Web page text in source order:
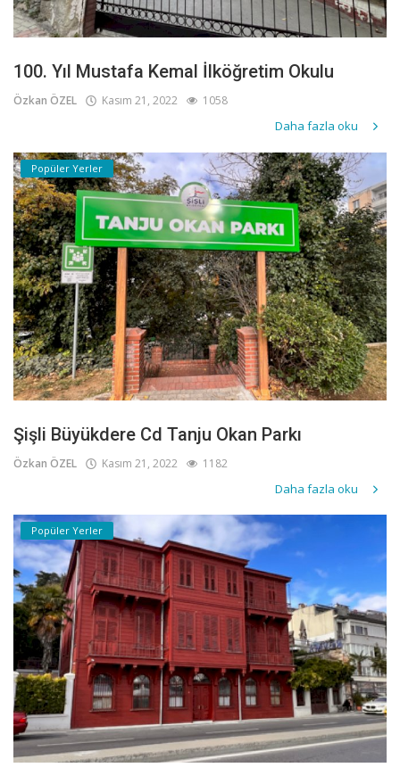
100. Yıl Mustafa Kemal İlköğretim Okulu
Özkan ÖZEL Kasım 21, 2022 1058
Daha fazla oku
Popüler Yerler
Şişli Büyükdere Cd Tanju Okan Parkı
Özkan ÖZEL Kasım 21, 2022 1182
Daha fazla oku
Popüler Yerler